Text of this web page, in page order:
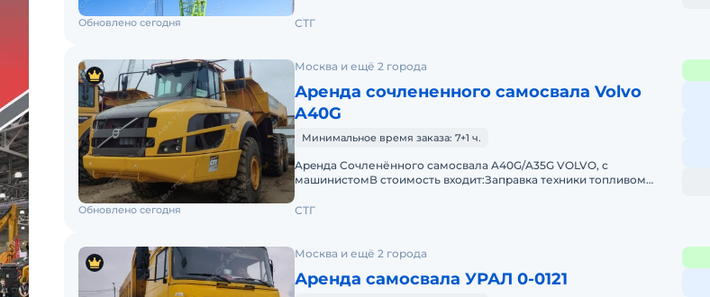
Обновлено сегодня СТГ
Москва и ещё 2 города
Аренда сочлененного самосвала Volvo
A40G
Минимальное время заказа: 7+1 ч.
Apeнда Сочленённого самосвала A40G/A35G VOLVO, с
машинистомВ стоимость входит:Заправка техники топливом
Обновлено сегодня СТГ
Москва и ещё 2 города
Аренда самосвала УРАЛ 0-0121